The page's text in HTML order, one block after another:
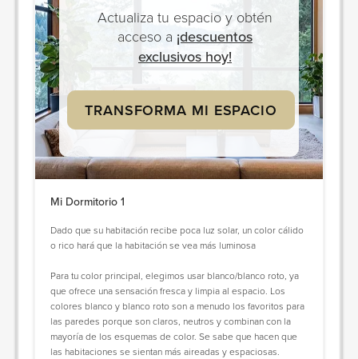
Actualiza tu espacio y obtén
acceso a ¡descuentos
exclusivos hoy!
TRANSFORMA MI ESPACIO
Mi Dormitorio 1
Dado que su habitación recibe poca luz solar, un color cálido
o rico hará que la habitación se vea más luminosa
Para tu color principal, elegimos usar blanco/blanco roto, ya
que ofrece una sensación fresca y limpia al espacio. Los
colores blanco y blanco roto son a menudo los favoritos para
las paredes porque son claros, neutros y combinan con la
mayoría de los esquemas de color. Se sabe que hacen que
las habitaciones se sientan más aireadas y espaciosas.